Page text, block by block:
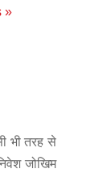
»
भी तरह से
जोखिम